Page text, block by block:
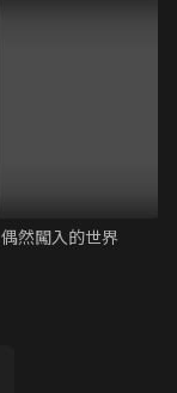
偶然闖入的世界